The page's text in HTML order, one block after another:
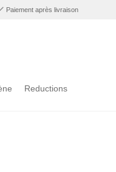
Paiement après livraison
Reductions